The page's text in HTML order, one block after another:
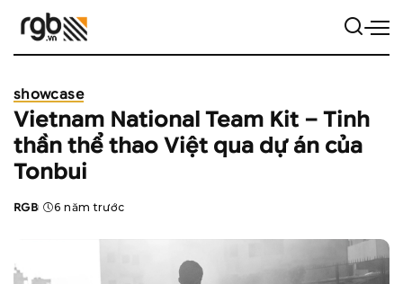
showcase
Vietnam National Team Kit – Tinh
thần thể thao Việt qua dự án của
Tonbui
Posted
RGB 6 năm trước